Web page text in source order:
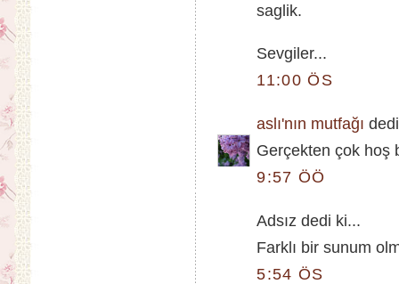
saglik.
Sevgiler...
11:00 ÖS
aslı'nın mutfağı
Gerçekten çok hoş
9:57 ÖÖ
Adsız dedi ki...
Farklı bir sunum
5:54 ÖS